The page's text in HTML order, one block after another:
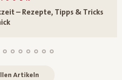
– Rezepte, Tipps & Tricks
Artikeln